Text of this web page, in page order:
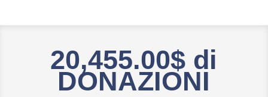
20,455.00$ di
DONAZIONI